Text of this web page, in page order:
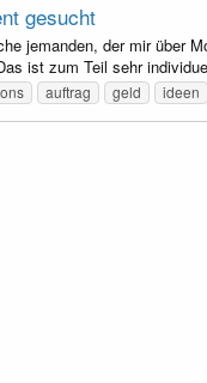
gesucht
jemanden, der mir über
ist zum Teil sehr
auftrag geld ideen